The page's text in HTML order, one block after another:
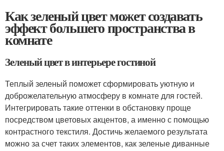
Как зеленый цвет может создавать
эффект большего пространства в
комнате
Зеленый цвет в интерьере гостиной
Теплый зеленый поможет сформировать уютную и
доброжелательную атмосферу в комнате для гостей.
Интегрировать такие оттенки в обстановку проще
посредством цветовых акцентов, а именно с помощью
контрастного текстиля. Достичь желаемого результата
можно за счет таких элементов, как зеленые диванные